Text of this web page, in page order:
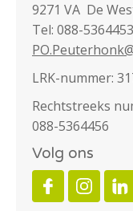
9271 VA De
Tel: 088-5364453
LRK-nummer:
Rechtstreeks
088-5364456
Volg ons